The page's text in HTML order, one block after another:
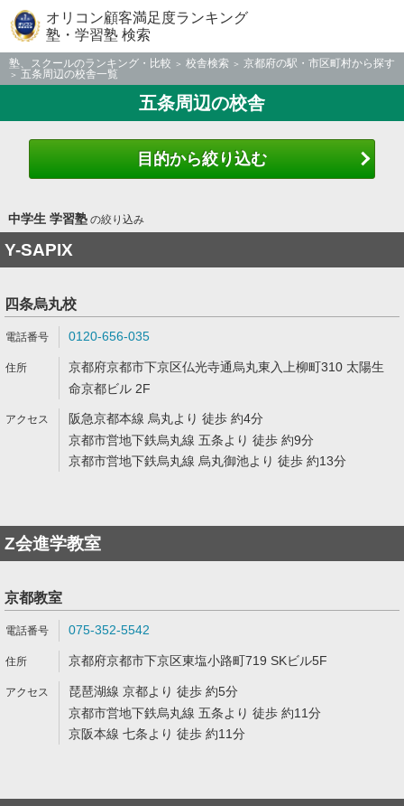
オリコン顧客満足度ランキング
塾・学習塾 検索
塾、スクールのランキング・比較 校舎検索
京都府の駅・市区町村から探す
五条周辺の校舎一覧
五条周辺の校舎
目的から絞り込む
中学生 学習塾の絞り込み
Y-SAPIX
四条烏丸校
0120-656-035
京都府京都市下京区仏光寺通烏丸東入上柳町310 太陽生
命京都ビル 2F
阪急京都本線 烏丸より 徒歩 約4分
京都市営地下鉄烏丸線 五条より 徒歩 約9分
京都市営地下鉄烏丸線 烏丸御池より 徒歩 約13分
Z会進学教室
京都教室
075-352-5542
京都府京都市下京区東塩小路町719 SKビル5F
琵琶湖線 京都より 徒歩 約5分
京都市営地下鉄烏丸線 五条より 徒歩 約11分
京阪本線 七条より 徒歩 約11分